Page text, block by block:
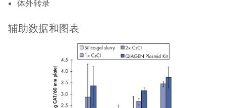
体外转录
辅助数据和图表